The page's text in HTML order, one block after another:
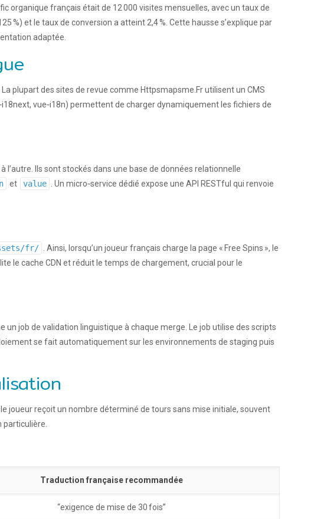
organique français était de 12 000 visites mensuelles, avec un taux de
%) et le taux de conversion a atteint 2,4 %. Cette hausse s’explique par
adaptée.
plupart des sites de revue comme Httpsmapsme.Fr utilisent un CMS
vue‑i18n) permettent de charger dynamiquement les fichiers de
l’autre. Ils sont stockés dans une base de données relationnelle
et value
. Un micro‑service dédié expose une API RESTful qui renvoie
fr/
. Ainsi, lorsqu’un joueur français charge la page « Free Spins », le
le cache CDN et réduit le temps de chargement, crucial pour le
job de validation linguistique à chaque merge. Le job utilise des scripts
se fait automatiquement sur les environnements de staging puis
joueur reçoit un nombre déterminé de tours sans mise initiale, souvent
Traduction française recommandée
“exigence de mise de 30 fois”